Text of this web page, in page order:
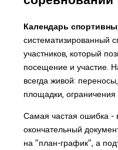
Календарь
систематизированный
участников, который
посещение и участие.
всегда живой:
площадки, ограничения
Самая частая ошибка -
окончательный
на "план-график", а